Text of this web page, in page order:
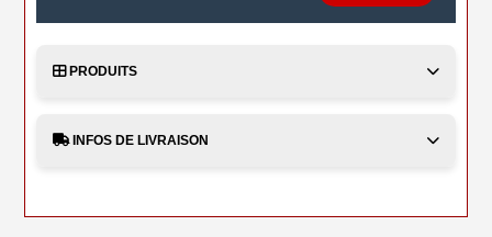
PRODUITS
INFOS DE LIVRAISON